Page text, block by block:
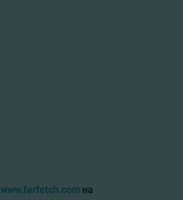
www.farfetch.com на